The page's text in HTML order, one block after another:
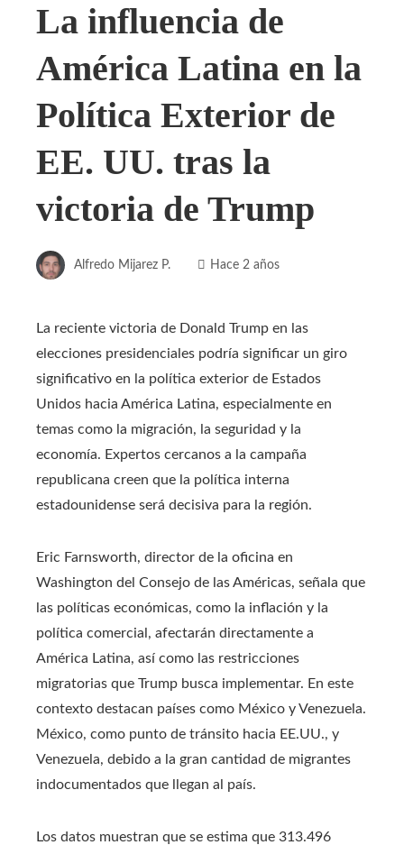
La influencia de
América Latina en la
Política Exterior de
EE. UU. tras la
victoria de Trump
Alfredo Mijarez P. Hace 2 años
La reciente victoria de Donald Trump en las
elecciones presidenciales podría significar un giro
significativo en la política exterior de Estados
Unidos hacia América Latina, especialmente en
temas como la migración, la seguridad y la
economía. Expertos cercanos a la campaña
republicana creen que la política interna
estadounidense será decisiva para la región.
Eric Farnsworth, director de la oficina en
Washington del Consejo de las Américas, señala que
las políticas económicas, como la inflación y la
política comercial, afectarán directamente a
América Latina, así como las restricciones
migratorias que Trump busca implementar. En este
contexto destacan países como México y Venezuela.
México, como punto de tránsito hacia EE.UU., y
Venezuela, debido a la gran cantidad de migrantes
indocumentados que llegan al país.
Los datos muestran que se estima que 313.496